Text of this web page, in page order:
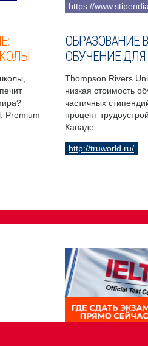
https://
Premium
ОБРАЗОВАНИЕ
ОБУЧЕНИЕ ДЛЯ
Thompson Rivers
низкая стоимость
частичных
процент
Канаде.
http://truworld.ru/